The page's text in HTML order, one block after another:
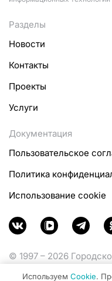
Разделы
Новости
Контакты
Проекты
Услуги
Документация
Пользовательское
Политика
Использование cookie
© 1997 – 2026
Используем Cookie.